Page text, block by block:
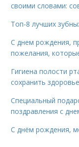
своими словами:
Топ-8 лучших
С днем рождения,
пожелания,
Гигиена полости
сохранить
Специальный
поздравления с
С днём рождения,